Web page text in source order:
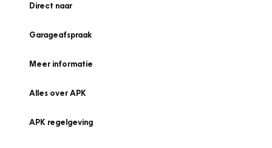
Direct naar
Garageafspraak
Meer informatie
Alles over APK
APK regelgeving